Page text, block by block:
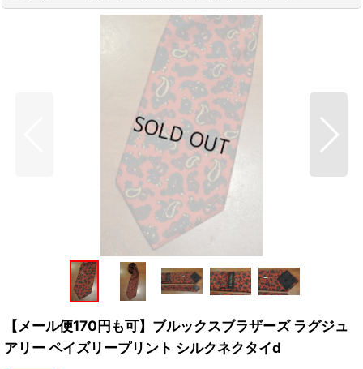
【メール便170円も可】ブルックスブラザーズ ラグジュ
アリー ペイズリープリント シルクネクタイd